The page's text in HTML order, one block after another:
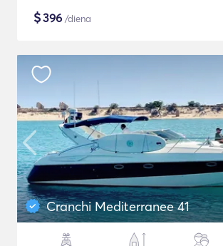
$396 /diena
Cranchi Mediterranee 41